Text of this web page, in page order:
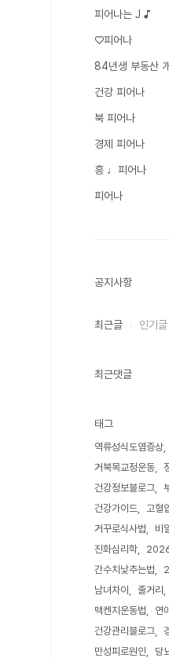
피어나는 J ♪
♡피어나
84년생 부동산
건강 피어나
북 피어나
경제 피어나
흥 ♩피어나
피어나
공지사항
최근글 인기글
최근댓글
태그
역류성식도염증상
거북목교정운동
건강정보블로그
건강가이드
고혈
거꾸로식사법
비
진화심리학
간수치낮추는법
남녀차이
줄거리
맥켄지운동법
연
건강관리블로그
만성피로원인
당